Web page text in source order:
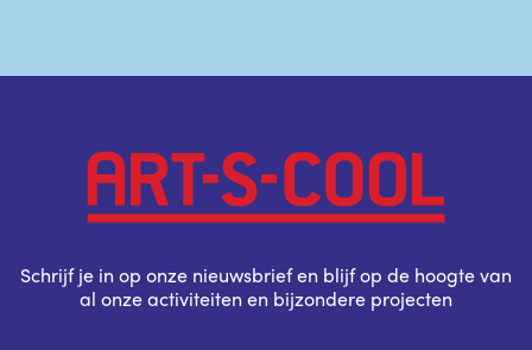
Schrijf je in op onze nieuwsbrief en blijf op de hoogte van
al onze activiteiten en bijzondere projecten